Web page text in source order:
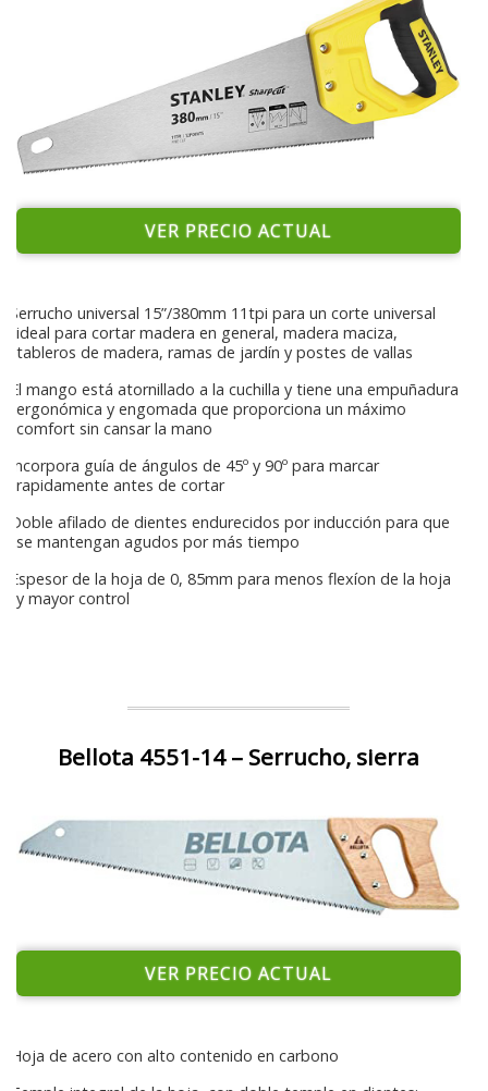
VER PRECIO ACTUAL
Serrucho universal 15”/380mm 11tpi para un corte universal
ideal para cortar madera en general, madera maciza,
tableros de madera, ramas de jardín y postes de vallas
El mango está atornillado a la cuchilla y tiene una empuñadura
ergonómica y engomada que proporciona un máximo
comfort sin cansar la mano
Incorpora guía de ángulos de 45º y 90º para marcar
rapidamente antes de cortar
Doble afilado de dientes endurecidos por inducción para que
se mantengan agudos por más tiempo
Espesor de la hoja de 0, 85mm para menos flexíon de la hoja
y mayor control
Bellota 4551-14 – Serrucho, sierra
VER PRECIO ACTUAL
Hoja de acero con alto contenido en carbono